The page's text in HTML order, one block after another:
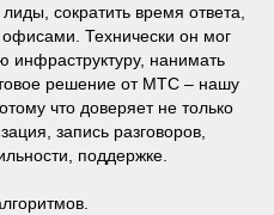
сократить время ответа,
офисами. Технически он мог
инфраструктуру, нанимать
решение от МТС – нашу
что доверяет не только
запись разговоров,
поддержке.